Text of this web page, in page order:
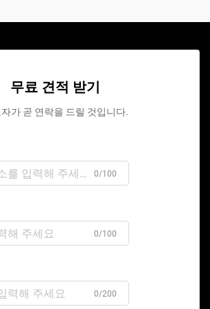
무료 견적 받기
가 곧 연락을 드릴 것입니다.
0/100
0/100
0/200